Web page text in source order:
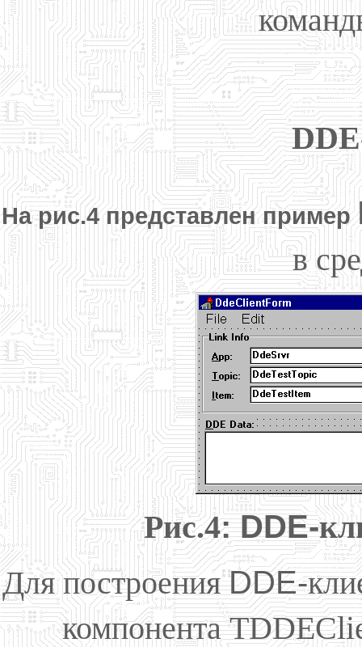
На рис.4 представлен пример
в
Рис.4: DDE-
Для построенияDDE-
компонента